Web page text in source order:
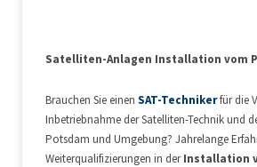
Satelliten-Anlagen Installation vom
Brauchen Sie einen SAT-Technikerfür die
Inbetriebnahme der Satelliten-Technik und
Potsdam und Umgebung? Jahrelange
Weiterqualifizierungen in derInstallation